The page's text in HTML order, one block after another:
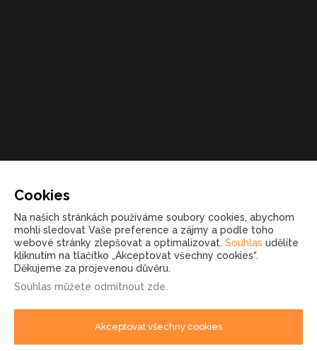
marketing@malcomcz.eu
© 2026
Cookies
Na našich stránkách používáme soubory cookies, abychom
mohli sledovat Vaše preference a zájmy a podle toho
webové stránky zlepšovat a optimalizovat. Souhlas udělíte
kliknutím na tlačítko „Akceptovat všechny cookies“.
Děkujeme za projevenou důvěru.
Souhlas můžete odmítnout zde
Akceptovat všechny cookies